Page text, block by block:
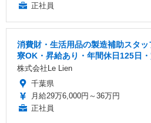
正社員
消費財・生活用品の製造補助スタ
寮OK・昇給あり・年間休日125日
株式会社Le Lien
千葉県
月給29万6,000円～36万円
正社員